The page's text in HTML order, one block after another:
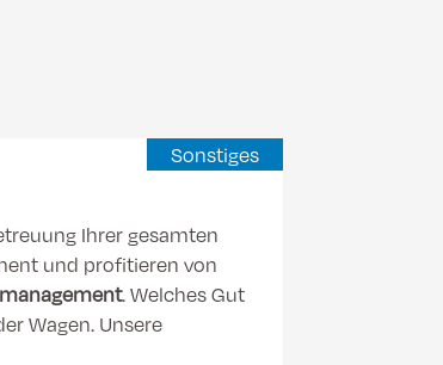
Sonstiges
Ihrer gesamten
und profitieren von
. Welches Gut
Wagen. Unsere